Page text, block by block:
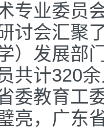
专业委员
讨会汇聚
）发展部
共计320
委教育工
亮，广东